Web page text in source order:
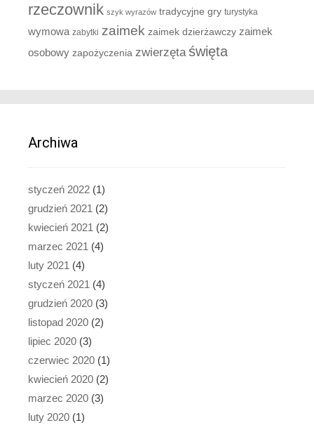
rzeczownik szyk wyrazów tradycyjne gry turystyka
wymowa zabytki zaimek zaimek dzierżawczy zaimek
osobowy zapożyczenia zwierzęta święta
Archiwa
styczeń 2022 (1)
grudzień 2021 (2)
kwiecień 2021 (2)
marzec 2021 (4)
luty 2021 (4)
styczeń 2021 (4)
grudzień 2020 (3)
listopad 2020 (2)
lipiec 2020 (3)
czerwiec 2020 (1)
kwiecień 2020 (2)
marzec 2020 (3)
luty 2020 (1)